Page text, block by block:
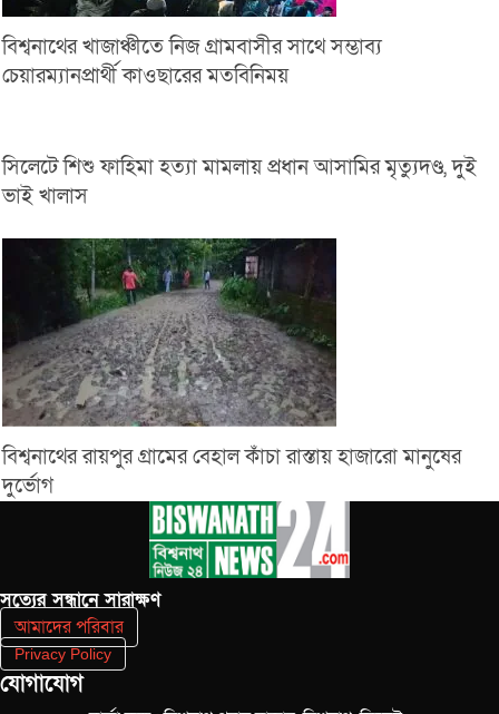
বিশ্বনাথের খাজাঞ্চীতে নিজ গ্রামবাসীর সাথে সম্ভাব্য
চেয়ারম্যানপ্রার্থী কাওছারের মতবিনিময়
সিলেটে শিশু ফাহিমা হত্যা মামলায় প্রধান আসামির মৃত্যুদণ্ড, দুই
ভাই খালাস
বিশ্বনাথের রায়পুর গ্রামের বেহাল কাঁচা রাস্তায় হাজারো মানুষের
দুর্ভোগ
সত‌্যের সন্ধানে সারাক্ষণ
আমাদের পরিবার
Privacy Policy
যোগাযোগ